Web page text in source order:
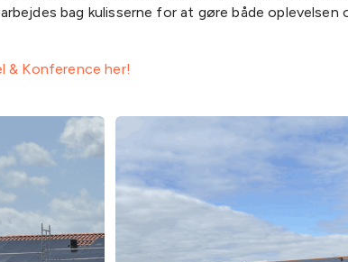
bag kulisserne for at gøre både oplevelsen
& Konference her!